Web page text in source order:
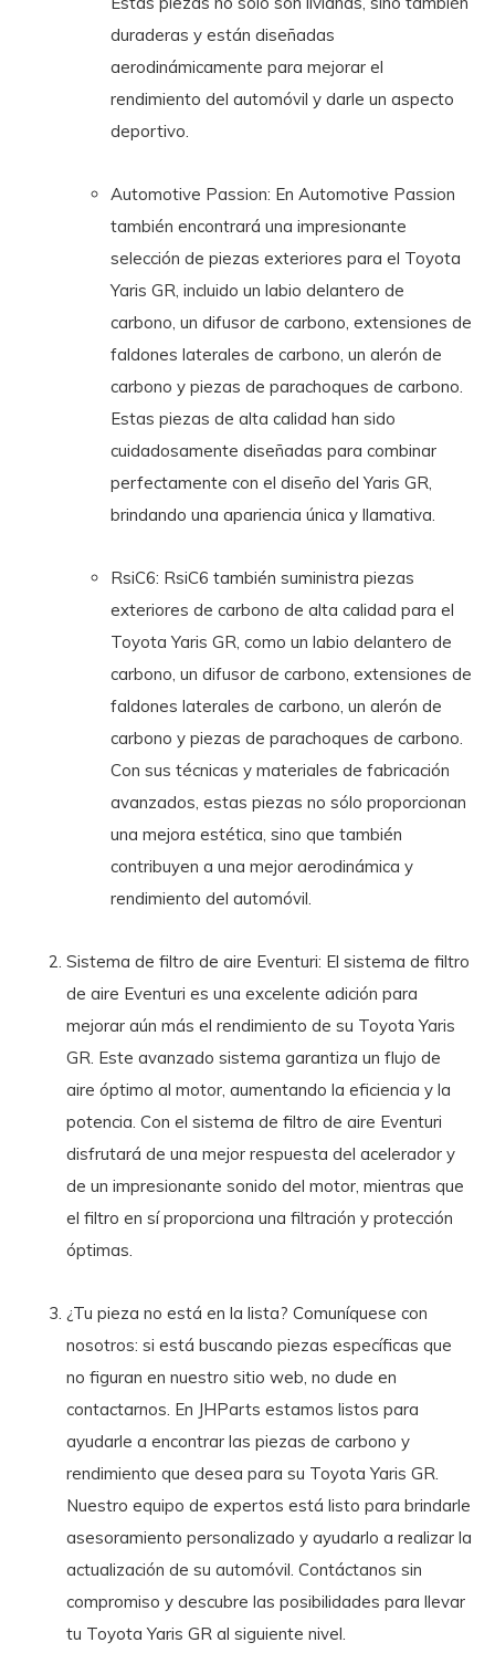
duraderas y están diseñadas
aerodinámicamente para mejorar el
rendimiento del automóvil y darle un aspecto
deportivo.
Automotive Passion: En Automotive Passion
también encontrará una impresionante
selección de piezas exteriores para el Toyota
Yaris GR, incluido un labio delantero de
carbono, un difusor de carbono, extensiones de
faldones laterales de carbono, un alerón de
carbono y piezas de parachoques de carbono.
Estas piezas de alta calidad han sido
cuidadosamente diseñadas para combinar
perfectamente con el diseño del Yaris GR,
brindando una apariencia única y llamativa.
RsiC6: RsiC6 también suministra piezas
exteriores de carbono de alta calidad para el
Toyota Yaris GR, como un labio delantero de
carbono, un difusor de carbono, extensiones de
faldones laterales de carbono, un alerón de
carbono y piezas de parachoques de carbono.
Con sus técnicas y materiales de fabricación
avanzados, estas piezas no sólo proporcionan
una mejora estética, sino que también
contribuyen a una mejor aerodinámica y
rendimiento del automóvil.
Sistema de filtro de aire Eventuri: El sistema de filtro
de aire Eventuri es una excelente adición para
mejorar aún más el rendimiento de su Toyota Yaris
GR. Este avanzado sistema garantiza un flujo de
aire óptimo al motor, aumentando la eficiencia y la
potencia. Con el sistema de filtro de aire Eventuri
disfrutará de una mejor respuesta del acelerador y
de un impresionante sonido del motor, mientras que
el filtro en sí proporciona una filtración y protección
óptimas.
¿Tu pieza no está en la lista? Comuníquese con
nosotros: si está buscando piezas específicas que
no figuran en nuestro sitio web, no dude en
contactarnos. En JHParts estamos listos para
ayudarle a encontrar las piezas de carbono y
rendimiento que desea para su Toyota Yaris GR.
Nuestro equipo de expertos está listo para brindarle
asesoramiento personalizado y ayudarlo a realizar la
actualización de su automóvil. Contáctanos sin
compromiso y descubre las posibilidades para llevar
tu Toyota Yaris GR al siguiente nivel.